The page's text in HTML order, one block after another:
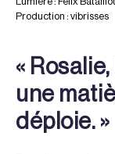
Production : vibrisses
«
une
déploie. »